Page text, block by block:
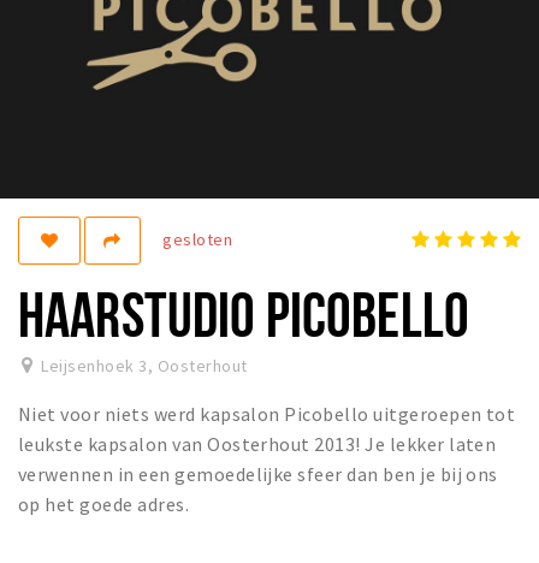
Recreatief
Slapen
Parkeren
Koopzondagen
Bezienswaardigheden
Musea, theaters & podia
Uitjes & activiteiten
Natuurgebieden
Baroniepoorten
Inloggen
gesloten
HAARSTUDIO PICOBELLO
Leijsenhoek 3, Oosterhout
Niet voor niets werd kapsalon Picobello uitgeroepen tot
leukste kapsalon van Oosterhout 2013! Je lekker laten
verwennen in een gemoedelijke sfeer dan ben je bij ons
op het goede adres.